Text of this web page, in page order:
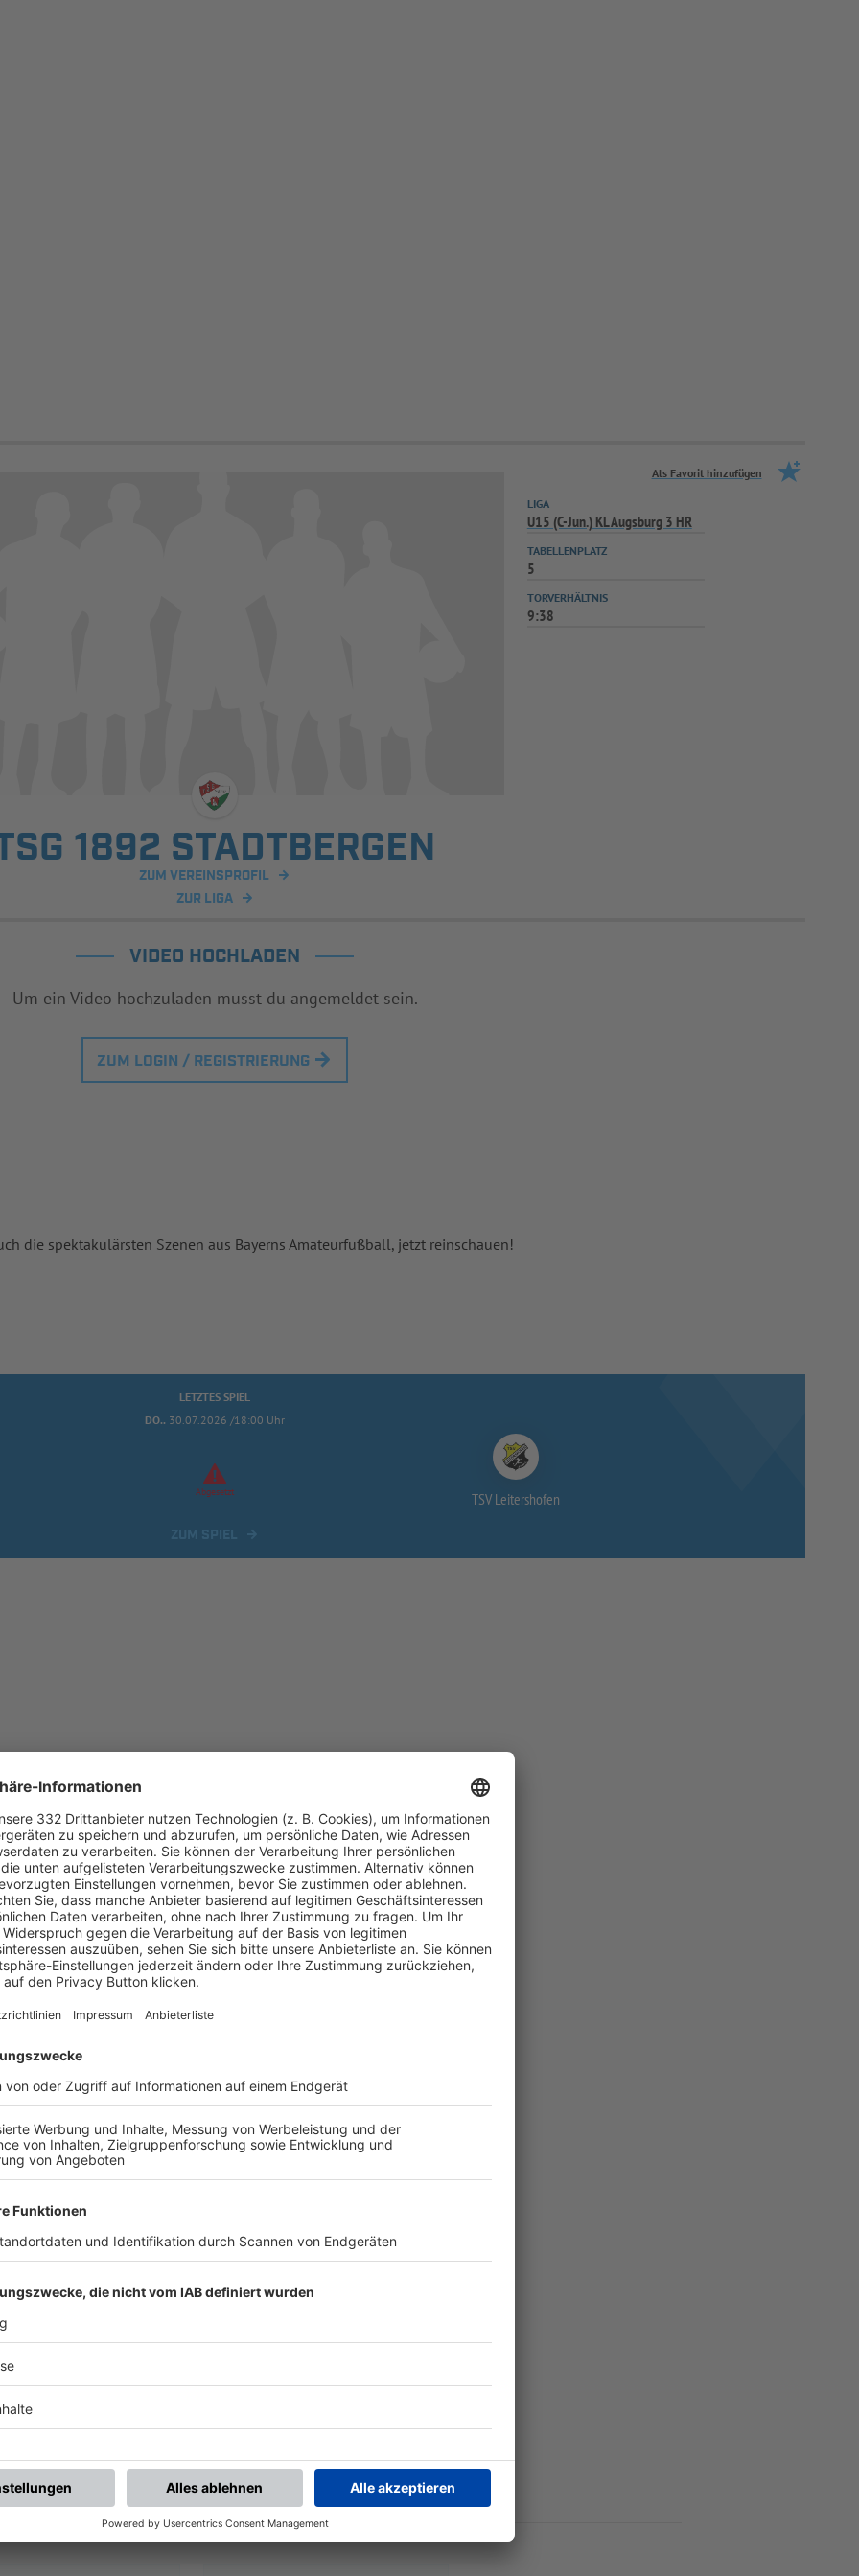
Als Favorit hinzufügen
1892 STADTBERGEN
ZUM VEREINSPROFIL
ZUR LIGA
LIGA
U15 (C-Jun.) KL Augsburg 3 HR
TABELLENPLATZ
5
TORVERHÄLTNIS
9:38
VIDEO HOCHLADEN
Um ein Video hochzuladen musst du angemeldet sein.
ZUM LOGIN / REGISTRIERUNG
die spektakulärsten Szenen aus Bayerns Amateurfußball, jetzt reinschauen!
LETZTES SPIEL
DO.. 30.07.2026 /18:00 Uhr
Abgesetzt TSV Leitershofen
ALLE NEWS
Spiele Letzte Spiele Kompletter Spielplan